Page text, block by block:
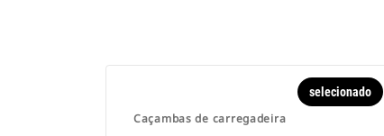
Caçambas de carregadeira
selecionado